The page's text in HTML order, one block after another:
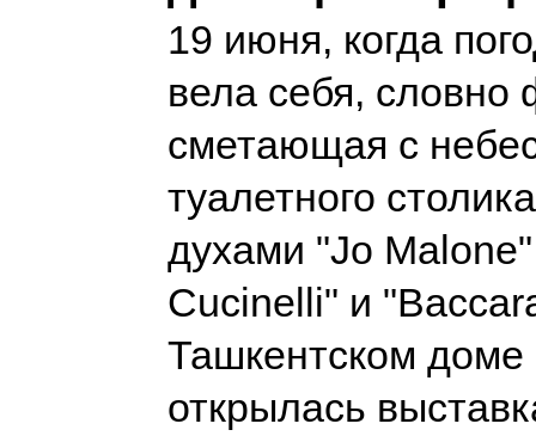
19 июня, когда
вела себя, словно
сметающая с
туалетного
духами "Jo
Cucinelli" и
Ташкентском
открылась